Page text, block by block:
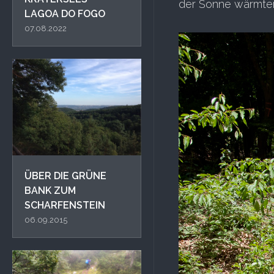
LAGOA DO FOGO
07.08.2022
ÜBER DIE GRÜNE
BANK ZUM
SCHARFENSTEIN
06.09.2015
der Sonne